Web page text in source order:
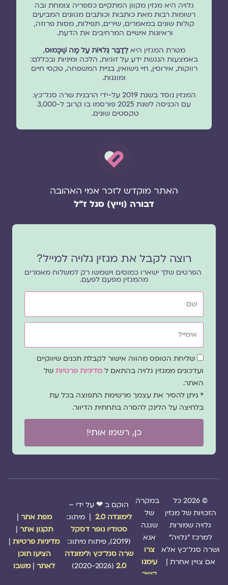
גלויה היא מגזין מקוון המתקיים כספריה צומחת ובה
רשומות רבות מאת כותבות וכותבים מגוונים המביעים
קולות שונים במאמרים, שירים, תפילות, מסות פרוזה,
וראיונות אישיים המרחיבים את הדעת.
מטרת המגזין היאלְדַבֵּר גְּלוּיוֹת עַל מָה שֶׁכָּמוּס,
באמצעות הנגשת ידע על זוגיות, הלכה ומיניות ובכללם:
רווקות, אירוסין, חיי נישואין, בניית המשפחה, טקסי חיים
ומוגנוּת.
המגזין נוסד בשנת 2019 על-ידי הרבנית שרה סגל־כץ.
עם הכניסה לשנת 2025 פורסמו בו קרוב ל-3,000
טקסטים שונים.
האתר מוקדש לזכר אמי האהובה
דבורה (וייץ) סגל ז"ל
רוצה לקבל את מגזין גלויה למייל?
הפרטים שלך ישארו כמוסים וישמשו רק למשלוח מאמרים
מהמגזין מפעם לפעם.
שם
אימייל
שדה
הסכמה
שליחת הטופס מהווה אישור לקבלת תכנים שיווקיים
ועדכונים ממגזין גלויה בהתאם ל מדיניות פרטיותשל
האתר.
* ניתן להסיר את עצמך מרשימת התפוצה בכל עת
בלחיצה על הלינק להסרה בתחתית הדיוור.
כן, רשמו אותי!
© 2026 כל
הזכויות של מגזין
גלויה שמורות
למרכז "גלויה"
ושרה סגל־כץ אלא
אם צויין אחרת |
במקרה
של
שגגה
אנא
צרו
עימנו
קשר
הוקם ב ❤ על ידי –
לימונדה 2.0
| מיתוג:
סטודיו נופר דסקל
שרה סגל־כץולימונדה
2.0
(2020-2026)
מפת אתר|
תקנון אתר|
מדיניות פרטיות|
הציעו תוכן
לאתר| משבו